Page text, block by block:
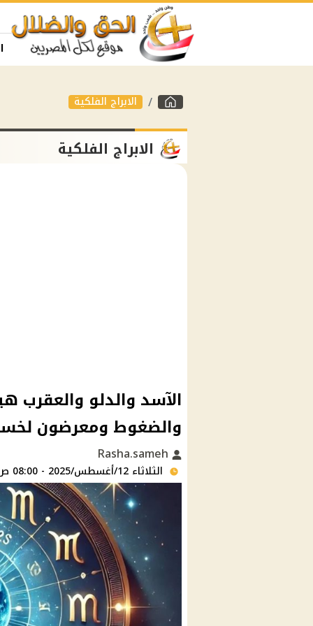
الابراج الفلكية
الابراج الفلكية
الآسد والدلو والعقرب
والضغوط ومعرضون
الثلاثاء 12/أغسطس/2025 - 08:00 ص